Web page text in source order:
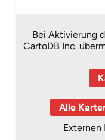
Bei Aktivierung
CartoDB Inc.
Alle
Externen